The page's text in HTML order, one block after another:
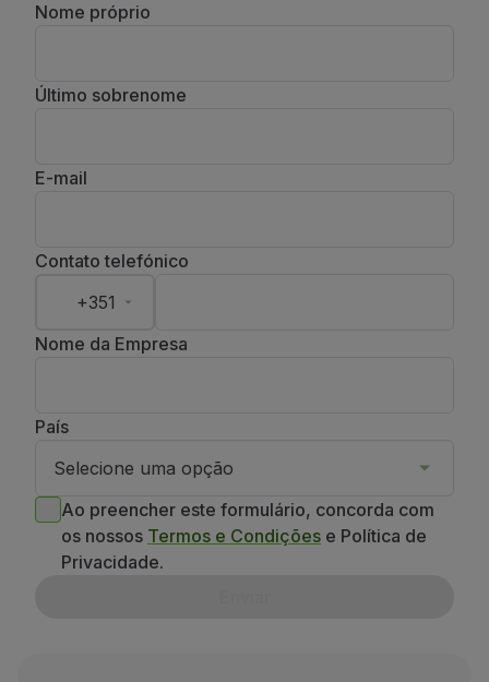
Nome próprio
Último sobrenome
E-mail
Contato telefónico
+351
Nome da Empresa
País
Selecione uma opção
Ao preencher este formulário, concorda com
os nossos Termos e Condições e Política de
Privacidade.